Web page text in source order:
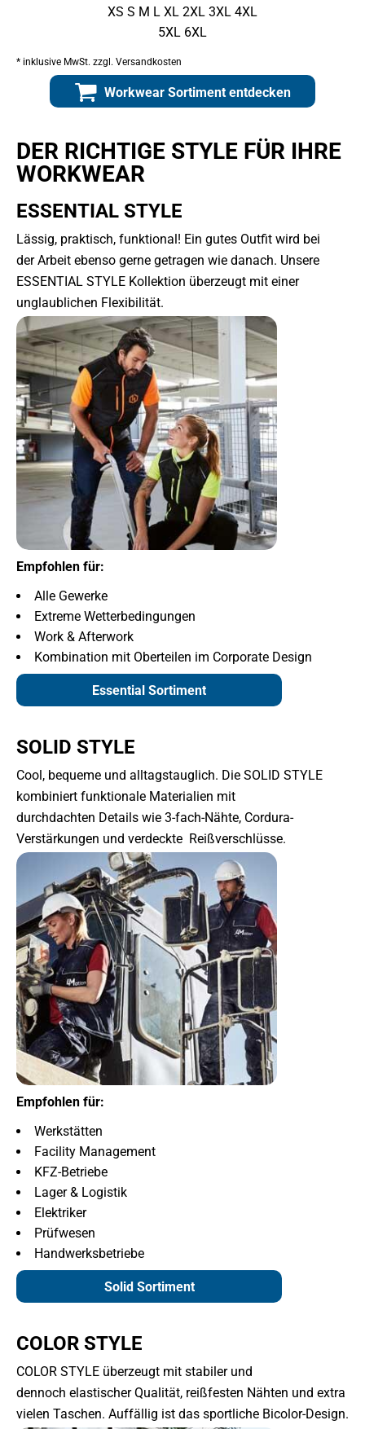
XS S M L XL 2XL 3XL 4XL
5XL 6XL
* inklusive MwSt. zzgl. Versandkosten
Workwear Sortiment entdecken
DER RICHTIGE STYLE FÜR IHRE
WORKWEAR
ESSENTIAL STYLE
Lässig, praktisch, funktional! Ein gutes Outfit wird bei
der Arbeit ebenso gerne getragen wie danach. Unsere
ESSENTIAL STYLE Kollektion überzeugt mit einer
unglaublichen Flexibilität.
Empfohlen für:
Alle Gewerke
Extreme Wetterbedingungen
Work & Afterwork
Kombination mit Oberteilen im Corporate Design
Essential Sortiment
SOLID STYLE
Cool, bequeme und alltagstauglich. Die SOLID STYLE
kombiniert funktionale Materialien mit
durchdachten Details wie 3-fach-Nähte, Cordura-
Verstärkungen und verdeckte Reißverschlüsse.
Empfohlen für:
Werkstätten
Facility Management
KFZ-Betriebe
Lager & Logistik
Elektriker
Prüfwesen
Handwerksbetriebe
Solid Sortiment
COLOR STYLE
COLOR STYLE überzeugt mit stabiler und
dennoch elastischer Qualität, reißfesten Nähten und extra
vielen Taschen. Auffällig ist das sportliche Bicolor-Design.